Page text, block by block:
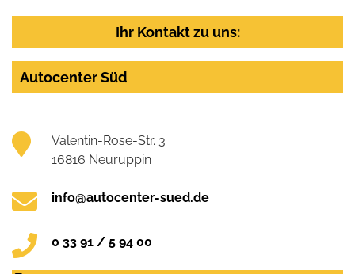
Ihr Kontakt zu uns:
Autocenter Süd
Valentin-Rose-Str. 3
16816 Neuruppin
info@autocenter-sued.de
0 33 91 / 5 94 00